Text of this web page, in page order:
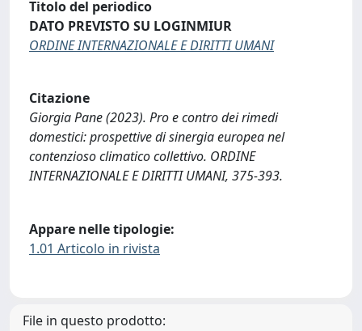
Titolo del periodico
DATO PREVISTO SU LOGINMIUR
ORDINE INTERNAZIONALE E DIRITTI UMANI
Citazione
Giorgia Pane (2023). Pro e contro dei rimedi
domestici: prospettive di sinergia europea nel
contenzioso climatico collettivo. ORDINE
INTERNAZIONALE E DIRITTI UMANI, 375-393.
Appare nelle tipologie:
1.01 Articolo in rivista
File in questo prodotto: